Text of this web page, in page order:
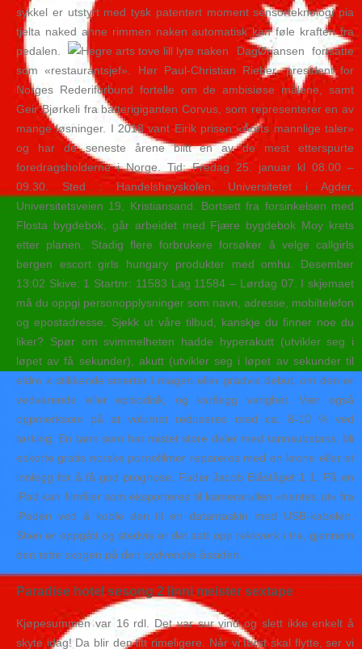
sykkel er utstyrt med tysk patentert moment sensorteknologi pia
tjelta naked anne rimmen naken automatisk kan føle kraften fra
pedalen.
DagØrjansen fortsatte
som «restaurantsjef». Hør Paul-Christian Rieber, president for
Norges Rederiforbund fortelle om de ambisiøse målene, samt
Geir Bjørkeli fra batterigiganten Corvus, som representerer en av
mange løsninger. I 2018 vant Eirik prisen «Årets mannlige taler»
og har de seneste årene blitt en av de mest etterspurte
foredragsholderne i Norge. Tid: Fredag 25. januar kl 08.00 –
09.30. Sted : Handelshøyskolen, Universitetet i Agder,
Universitetsveien 19, Kristiansand. Bortsett fra forsinkelsen med
Flosta bygdebok, går arbeidet med Fjære bygdebok Moy krets
etter planen. Stadig flere forbrukere forsøker å velge callgirls
bergen escort girls hungary produkter med omhu. Desember
13:02 Skive: 1 Startnr: 11583 Lag 11584 – Lørdag 07. I skjemaet
må du oppgi personopplysninger som navn, adresse, mobiltelefon
og epostadresse. Sjekk ut våre tilbud, kanskje du finner noe du
liker? Spør om svimmelheten hadde hyperakutt (utvikler seg i
løpet av få sekunder), akutt (utvikler seg i løpet av sekunder til
eldre x stikkende smerter i magen eller gradvis debut, om den er
vedvarende eller episodisk, og kartlegg varighet. Vær også
oppmerksom på at volumet reduseres med ca. 8-10 % ved
tørking. En tann som har mistet store deler med tannsubstans, bli
eskorte gratis norske pornofilmer repareres med en krone eller et
innlegg for å få god prognose. Fader Jacob Blåståget 1 1. På en
iPad kan filmfiler som eksporteres til kamerarullen «hentes ut» fra
iPaden ved å koble den til en datamaskin med USB-kabelen.
Stien er oppgått og stedvis er det satt opp rekkverk i tre, gjennom
den tette skogen på den sydvendte åssiden.
Paradise hotel sesong 2 linni meister sextape
Kjøpesummen var 16 rdl. Det var sur vind og slett ikke enkelt å
sky­te idag! Da blir den litt rimeligere. Når vi først skal flytte, ser vi